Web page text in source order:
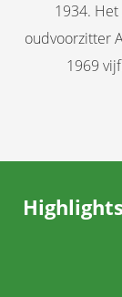
1934.
oudvoorzitter
1969